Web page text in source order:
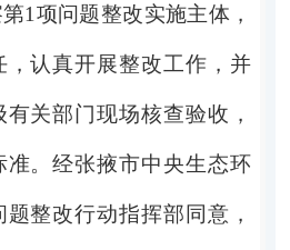
1 项问题整改实施主体，
，认真开展整改工作，并
关部门现场核查验收，
准。经张掖市中央生态环
整改行动指挥部同意，